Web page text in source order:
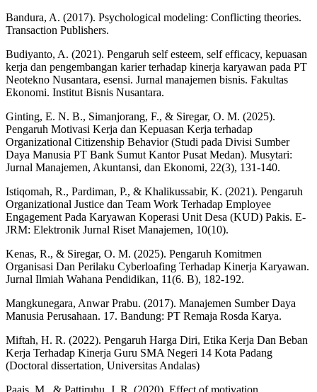
Bandura, A. (2017). Psychological modeling: Conflicting theories.
Transaction Publishers.
Budiyanto, A. (2021). Pengaruh self esteem, self efficacy, kepuasan
kerja dan pengembangan karier terhadap kinerja karyawan pada PT
Neotekno Nusantara, esensi. Jurnal manajemen bisnis. Fakultas
Ekonomi. Institut Bisnis Nusantara.
Ginting, E. N. B., Simanjorang, F., & Siregar, O. M. (2025).
Pengaruh Motivasi Kerja dan Kepuasan Kerja terhadap
Organizational Citizenship Behavior (Studi pada Divisi Sumber
Daya Manusia PT Bank Sumut Kantor Pusat Medan). Musytari:
Jurnal Manajemen, Akuntansi, dan Ekonomi, 22(3), 131-140.
Istiqomah, R., Pardiman, P., & Khalikussabir, K. (2021). Pengaruh
Organizational Justice dan Team Work Terhadap Employee
Engagement Pada Karyawan Koperasi Unit Desa (KUD) Pakis. E-
JRM: Elektronik Jurnal Riset Manajemen, 10(10).
Kenas, R., & Siregar, O. M. (2025). Pengaruh Komitmen
Organisasi Dan Perilaku Cyberloafing Terhadap Kinerja Karyawan.
Jurnal Ilmiah Wahana Pendidikan, 11(6. B), 182-192.
Mangkunegara, Anwar Prabu. (2017). Manajemen Sumber Daya
Manusia Perusahaan. 17. Bandung: PT Remaja Rosda Karya.
Miftah, H. R. (2022). Pengaruh Harga Diri, Etika Kerja Dan Beban
Kerja Terhadap Kinerja Guru SMA Negeri 14 Kota Padang
(Doctoral dissertation, Universitas Andalas)
Paais, M., & Pattiruhu, J. R. (2020). Effect of motivation,